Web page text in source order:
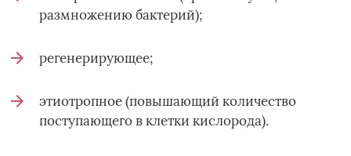
размножению бактерий);
регенерирующее;
этиотропное (повышающий количество
поступающего в клетки кислорода).